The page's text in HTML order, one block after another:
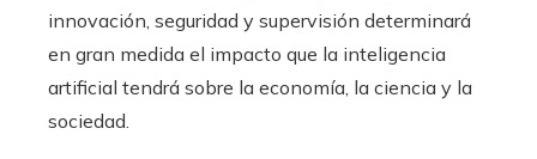
innovación, seguridad y supervisión determinará
en gran medida el impacto que la inteligencia
artificial tendrá sobre la economía, la ciencia y la
sociedad.